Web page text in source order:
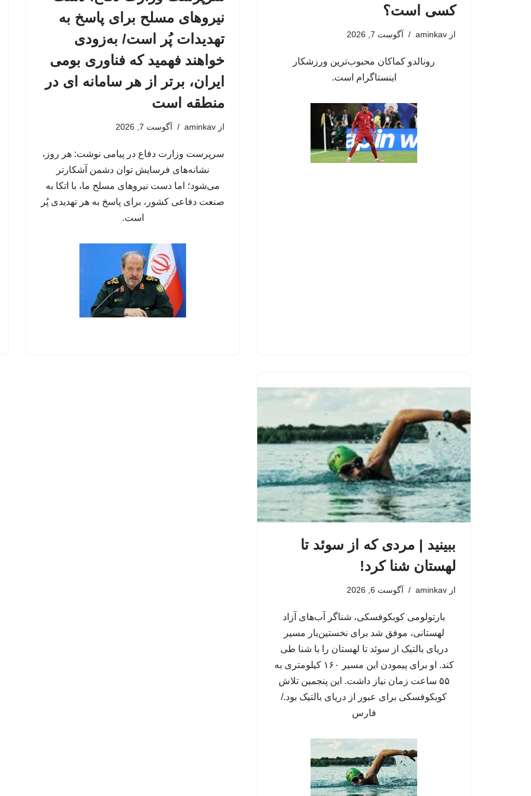
کسی است؟
از aminkav آگوست 7, 2026
رونالدو کماکان محبوب‌ترین ورزشکار
اینستاگرام است.
نیروهای مسلح برای پاسخ به
تهدیدات پُر است/ به‌زودی
خواهند فهمید که فناوری بومی
ایران، برتر از هر سامانه ای در
منطقه است
از aminkav آگوست 7, 2026
سرپرست وزارت دفاع در پیامی نوشت: هر روز،
نشانه‌های فرسایش توان دشمن آشکارتر
می‌شود؛ اما دست نیروهای مسلح ما، با اتکا به
صنعت دفاعی کشور، برای پاسخ به هر تهدیدی پُر
است.
ببینید | مردی که از سوئد تا
لهستان شنا کرد!
از aminkav آگوست 6, 2026
بارتولومی کوبکوفسکی، شناگر آب‌های آزاد
لهستانی، موفق شد برای نخستین‌بار مسیر
دریای بالتیک از سوئد تا لهستان را با شنا طی
کند. او برای پیمودن این مسیر ۱۶۰ کیلومتری به
۵۵ ساعت زمان نیاز داشت. این پنجمین تلاش
کوبکوفسکی برای عبور از دریای بالتیک بود./
فارس